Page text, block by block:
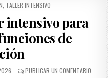
TALLER INTENSIVO
intensivo para
de
PUBLICAR UN COMENTARIO